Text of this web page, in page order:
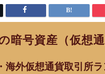
暗号資産（仮想
海外仮想通貨取引所